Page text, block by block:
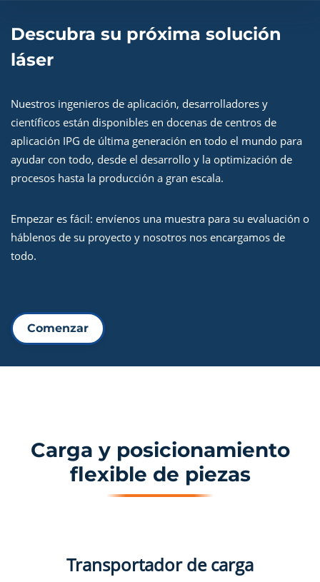
Descubra su próxima solución
láser
Nuestros ingenieros de aplicación, desarrolladores y
científicos están disponibles en docenas de centros de
aplicación IPG de última generación en todo el mundo para
ayudar con todo, desde el desarrollo y la optimización de
procesos hasta la producción a gran escala.
Empezar es fácil: envíenos una muestra para su evaluación o
háblenos de su proyecto y nosotros nos encargamos de
todo.
Comenzar
Carga y posicionamiento
flexible de piezas
Transportador de carga